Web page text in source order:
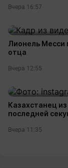
Вчера 16:57
Лионель Месси
отца
Вчера 12:55
Казахстанец
последней
Вчера 11:35